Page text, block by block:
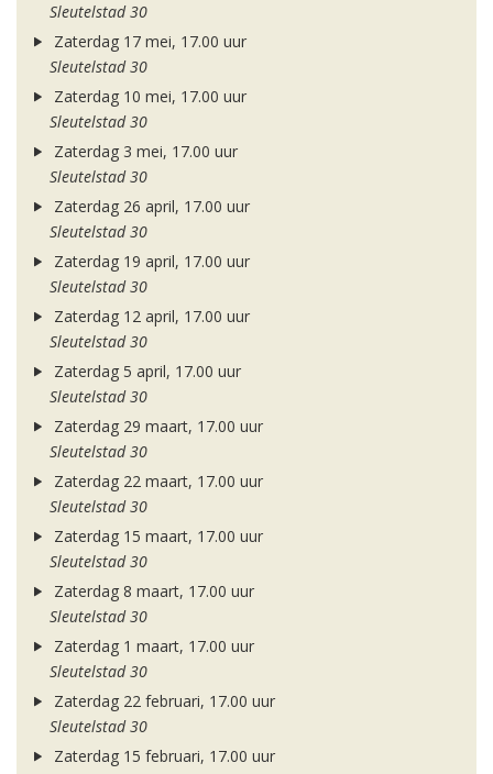
Sleutelstad 30
Zaterdag 17 mei, 17.00 uur
Sleutelstad 30
Zaterdag 10 mei, 17.00 uur
Sleutelstad 30
Zaterdag 3 mei, 17.00 uur
Sleutelstad 30
Zaterdag 26 april, 17.00 uur
Sleutelstad 30
Zaterdag 19 april, 17.00 uur
Sleutelstad 30
Zaterdag 12 april, 17.00 uur
Sleutelstad 30
Zaterdag 5 april, 17.00 uur
Sleutelstad 30
Zaterdag 29 maart, 17.00 uur
Sleutelstad 30
Zaterdag 22 maart, 17.00 uur
Sleutelstad 30
Zaterdag 15 maart, 17.00 uur
Sleutelstad 30
Zaterdag 8 maart, 17.00 uur
Sleutelstad 30
Zaterdag 1 maart, 17.00 uur
Sleutelstad 30
Zaterdag 22 februari, 17.00 uur
Sleutelstad 30
Zaterdag 15 februari, 17.00 uur